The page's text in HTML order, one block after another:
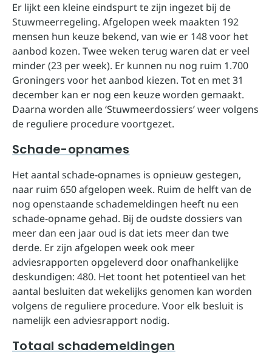
Er lijkt een kleine eindspurt te zijn ingezet bij de
Stuwmeerregeling. Afgelopen week maakten 192
mensen hun keuze bekend, van wie er 148 voor het
aanbod kozen. Twee weken terug waren dat er veel
minder (23 per week). Er kunnen nu nog ruim 1.700
Groningers voor het aanbod kiezen. Tot en met 31
december kan er nog een keuze worden gemaakt.
Daarna worden alle ‘Stuwmeerdossiers’ weer volgens
de reguliere procedure voortgezet.
Schade-opnames
Het aantal schade-opnames is opnieuw gestegen,
naar ruim 650 afgelopen week. Ruim de helft van de
nog openstaande schademeldingen heeft nu een
schade-opname gehad. Bij de oudste dossiers van
meer dan een jaar oud is dat iets meer dan twe
derde. Er zijn afgelopen week ook meer
adviesrapporten opgeleverd door onafhankelijke
deskundigen: 480. Het toont het potentieel van het
aantal besluiten dat wekelijks genomen kan worden
volgens de reguliere procedure. Voor elk besluit is
namelijk een adviesrapport nodig.
Totaal schademeldingen